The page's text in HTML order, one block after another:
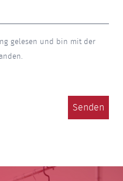
gelesen und bin mit der